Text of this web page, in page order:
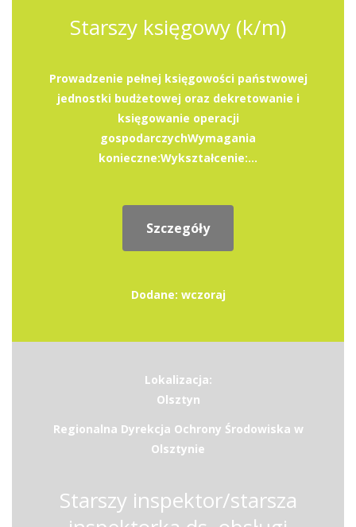
Starszy księgowy (k/m)
Prowadzenie pełnej księgowości państwowej
jednostki budżetowej oraz dekretowanie i
księgowanie operacji
gospodarczychWymagania
konieczne:Wykształcenie:...
Szczegóły
Dodane: wczoraj
Lokalizacja:
Olsztyn
Regionalna Dyrekcja Ochrony Środowiska w
Olsztynie
Starszy inspektor/starsza